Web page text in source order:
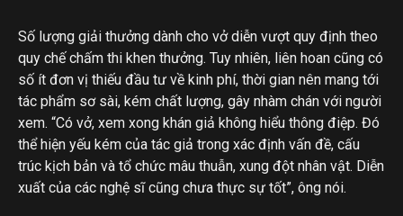
Số lượng giải thưởng dành cho vở diễn vượt quy định theo
quy chế chấm thi khen thưởng. Tuy nhiên, liên hoan cũng có
số ít đơn vị thiếu đầu tư về kinh phí, thời gian nên mang tới
tác phẩm sơ sài, kém chất lượng, gây nhàm chán với người
xem. “Có vở, xem xong khán giả không hiểu thông điệp. Đó
thể hiện yếu kém của tác giả trong xác định vấn đề, cấu
trúc kịch bản và tổ chức mâu thuẫn, xung đột nhân vật. Diễn
xuất của các nghệ sĩ cũng chưa thực sự tốt”, ông nói.